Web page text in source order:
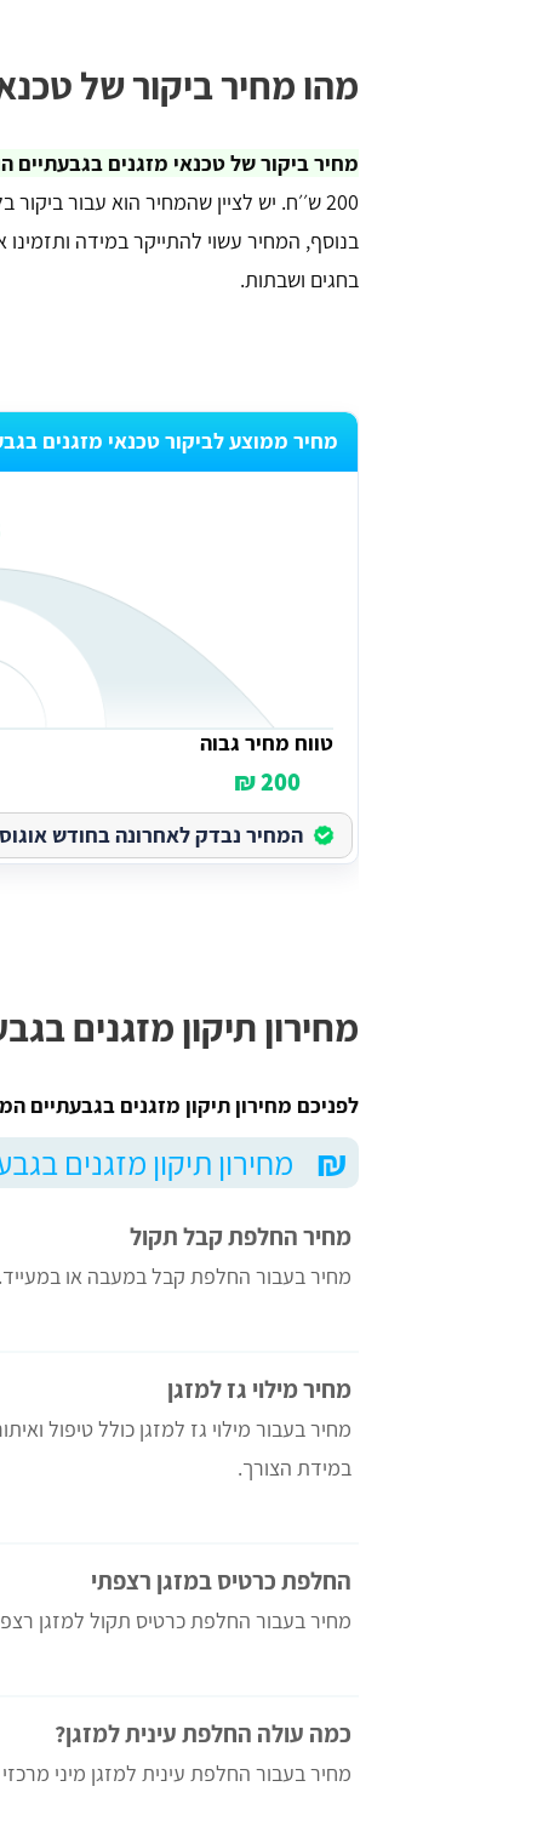
מהו מחיר ביקור של
מחיר ביקור של טכנאי מזגנים בגבעתיים הוא 175 ש׳׳ח
200 ש׳׳ח. יש לציין שהמחיר הוא עבור
בנוסף, המחיר עשוי להתייקר במידה
בחגים ושבתות.
מחיר ממוצע לביקור טכנאי מזגנים
טווח מחיר גבוה
200 ₪
המחיר נבדק לאחרונה בחודש אוגוסט
מחירון תיקון מזגנים
לפניכם מחירון תיקון מזגנים בגבעתיים
₪ מחירון תיקון מזגנים
מחיר החלפת קבל תקול
מחיר בעבור החלפת קבל במעבה או במעייד.
מחיר מילוי גז למזגן
מחיר בעבור מילוי גז למזגן כולל טיפול
במידת הצורך.
החלפת כרטיס במזגן רצפתי
מחיר בעבור החלפת כרטיס תקול למזגן
כמה עולה החלפת עינית למזגן?
מחיר בעבור החלפת עינית למזגן מיני מרכזי